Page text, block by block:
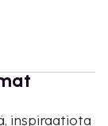
inspiraatiota